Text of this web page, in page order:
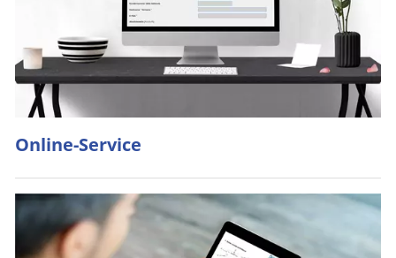
Online-Service